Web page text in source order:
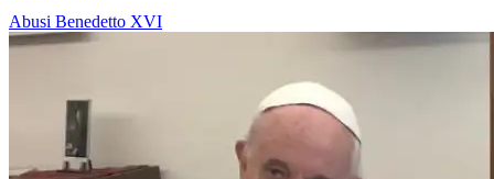
Abusi Benedetto XVI